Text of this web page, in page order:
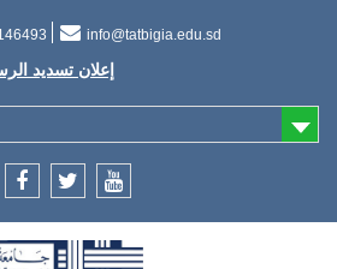
info@tatbigia.edu.sd
إعلان تسديد
اعلان لطلاب المستوى الاول